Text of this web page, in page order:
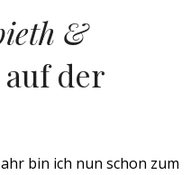
&
auf der
bin ich nun schon zum